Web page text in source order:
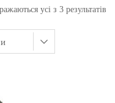
усі з 3 результатів